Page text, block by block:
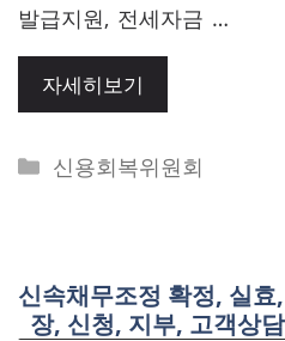
발급지원, 전세자금 …
자세히보기
Categories
신용회복위원회
신속채무조정 확정, 실
장, 신청, 지부, 고객상